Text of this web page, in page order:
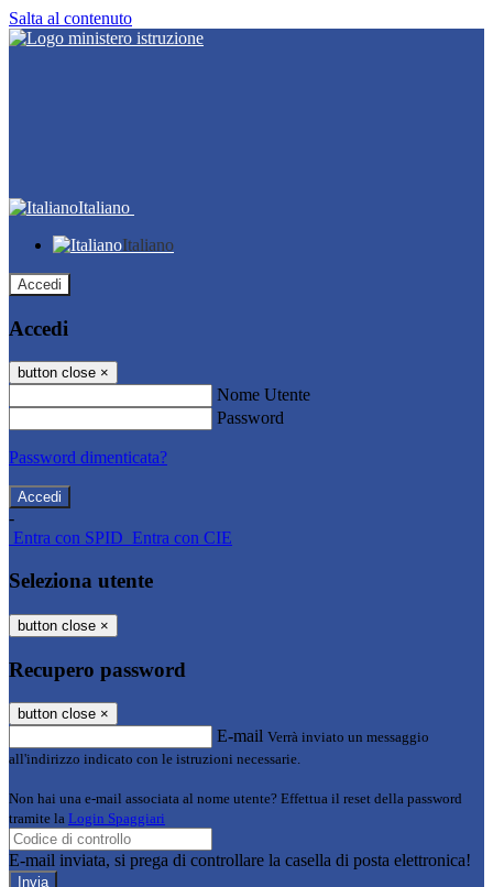
Salta al contenuto
Italiano
Italiano
Accedi
Accedi
button close ×
Nome Utente
Password
Password dimenticata?
-
Entra con SPID Entra con CIE
Seleziona utente
button close ×
Recupero password
button close ×
E-mail Verrà inviato un messaggio
all'indirizzo indicato con le istruzioni necessarie.
Non hai una e-mail associata al nome utente? Effettua il reset della password
tramite la Login Spaggiari
E-mail inviata, si prega di controllare la casella di posta elettronica!